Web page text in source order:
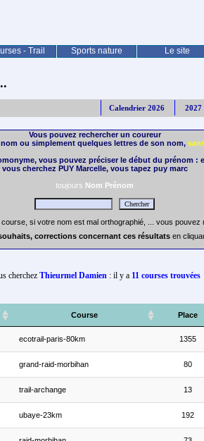
- Trail Sports nature Le site
Calendrier 2026 2027
Vous pouvez rechercher un coureur
ou simplement quelques lettres de son nom,
vous pouvez préciser le début du prénom :
vous cherchez PUY Marcelle, vous tapez puy marc
toujours Nom Prénom
si votre nom est mal orthographié, ... vous pouvez
corrections concernant ces résultats en
cherchez Thieurmel Damien: il y a 11 courses trouvées
Course Place
ecotrail-paris-80km 1355
grand-raid-morbihan 80
trail-archange 13
ubaye-23km 192